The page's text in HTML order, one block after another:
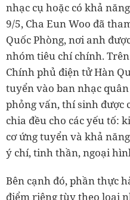
nhạc cụ hoặc có khả
9/5, Cha Eun Woo đã
Quốc Phòng, nơi anh
nhóm tiêu chí chính.
Chính phủ điện tử Hàn
tuyển vào ban nhạc
phỏng vấn, thí sinh được
chia đều cho các yếu tố:
cơ ứng tuyển và khả
ý chí, tinh thần, ngoại
Bên cạnh đó, phần thực
điểm riêng tùy theo loại